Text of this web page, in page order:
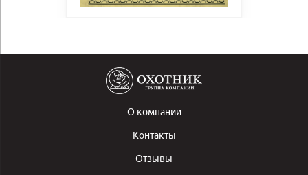
О компании
Контакты
Отзывы